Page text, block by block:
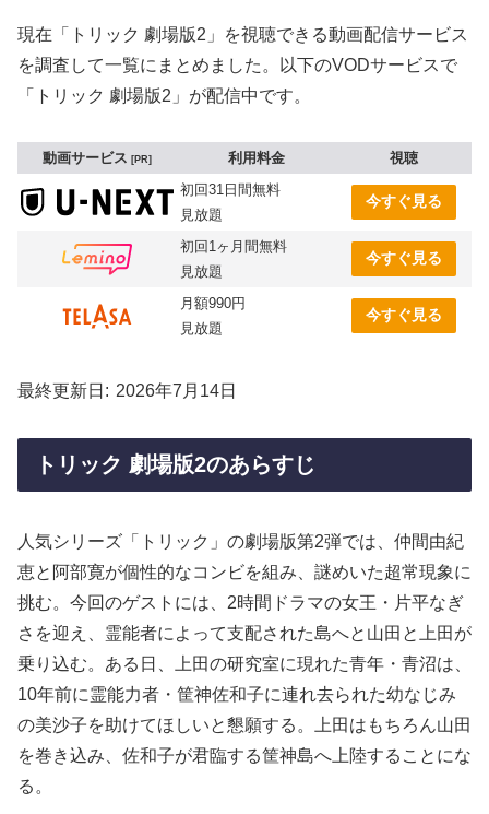
現在「トリック 劇場版2」を視聴できる動画配信サービス
を調査して一覧にまとめました。以下のVODサービスで
「トリック 劇場版2」が配信中です。
動画サービス PR 利用料金
視聴
初回31日間無料
見放題
今すぐ見る
初回1ヶ月間無料
見放題
今すぐ見る
月額990円
見放題
今すぐ見る
最終更新日 2026年7月14日
トリック 劇場版2のあらすじ
人気シリーズ「トリック」の劇場版第2弾では、仲間由紀
恵と阿部寛が個性的なコンビを組み、謎めいた超常現象に
挑む。今回のゲストには、2時間ドラマの女王・片平なぎ
さを迎え、霊能者によって支配された島へと山田と上田が
乗り込む。ある日、上田の研究室に現れた青年・青沼は、
10年前に霊能力者・筐神佐和子に連れ去られた幼なじみ
の美沙子を助けてほしいと懇願する。上田はもちろん山田
を巻き込み、佐和子が君臨する筐神島へ上陸することにな
る。